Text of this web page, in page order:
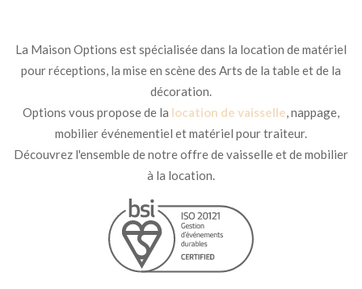
La Maison Options est spécialisée dans la location de matériel
pour réceptions, la mise en scène des Arts de la table et de la
décoration.
Options vous propose de la location de vaisselle, nappage,
mobilier événementiel et matériel pour traiteur.
Découvrez l'ensemble de notre offre de vaisselle et de mobilier
à la location.